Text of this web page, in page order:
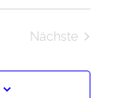
Nächste